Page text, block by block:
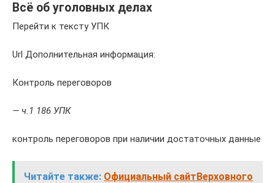
Всё об уголовных делах
Перейти к тексту УПК
Url Дополнительная информация:
Контроль переговоров
— ч.1 186 УПК
контроль переговоров при наличии достаточных данные
Читайте также: Официальный сайтВерховного